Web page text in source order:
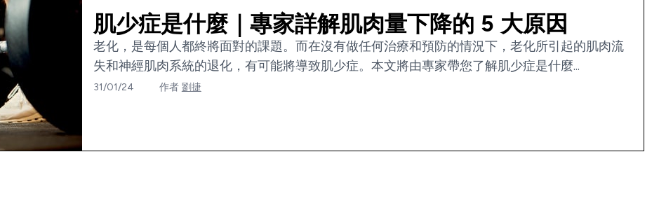
肌少症是什麼｜專家詳解肌肉量下降的 5 大原因
老化，是每個人都終將面對的課題。而在沒有做任何治療和預防的情況下，老化所引起的肌肉流
失和神經肌肉系統的退化，有可能將導致肌少症。本文將由專家帶您了解肌少症是什麼...
31/01/24 作者 劉捷